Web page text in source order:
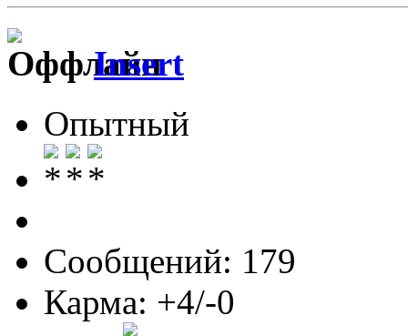
Insert
Опытный
Сообщений: 179
Карма: +4/-0